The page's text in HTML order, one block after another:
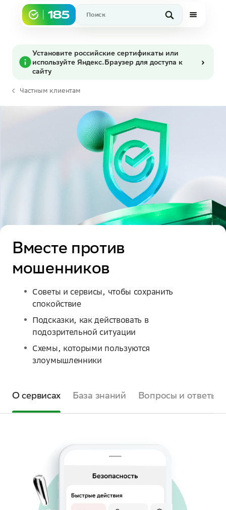
Установите российские сертификаты или
используйте Яндекс.Браузер для доступа к
сайту
Частным клиентам
Вместе против
мошенников
Советы и сервисы, чтобы сохранить
спокойствие
Подсказки, как действовать в
подозрительной ситуации
Схемы, которыми пользуются
злоумышленники
О сервисах База знаний Вопросы и ответы